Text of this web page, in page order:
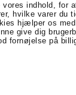
indhold, for
hvilke varer du
hjælper os
give dig
fornøjelse på
Telefonnr.: